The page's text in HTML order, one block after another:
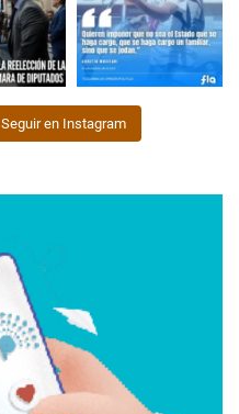
Seguir en Instagram